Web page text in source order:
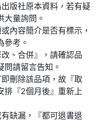
版社原本資料，若有疑
大量詢問。
內容簡介是否有標示，
參考。
、合併』，請確認品
請留言告知。
刪除該品項，故『取
排『2個月後』重新上
缺漏，『都可退書退